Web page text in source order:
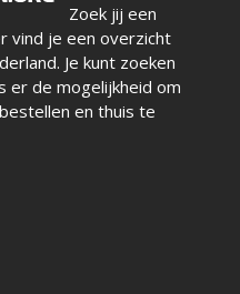
Zoek jij een
vind je een overzicht
Je kunt zoeken
er de mogelijkheid om
en thuis te